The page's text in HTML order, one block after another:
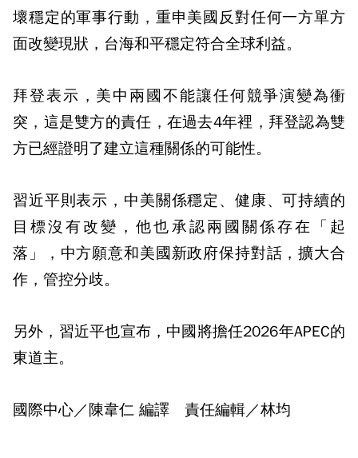
壞穩定的軍事行動，重申美國反對任何一方單方
面改變現狀，台海和平穩定符合全球利益。
拜登表示，美中兩國不能讓任何競爭演變為衝
突，這是雙方的責任，在過去4年裡，拜登認為雙
方已經證明了建立這種關係的可能性。
習近平則表示，中美關係穩定、健康、可持續的
目標沒有改變，他也承認兩國關係存在「起
落」，中方願意和美國新政府保持對話，擴大合
作，管控分歧。
另外，習近平也宣布，中國將擔任2026年APEC的
東道主。
國際中心／陳韋仁 編譯 責任編輯／林均